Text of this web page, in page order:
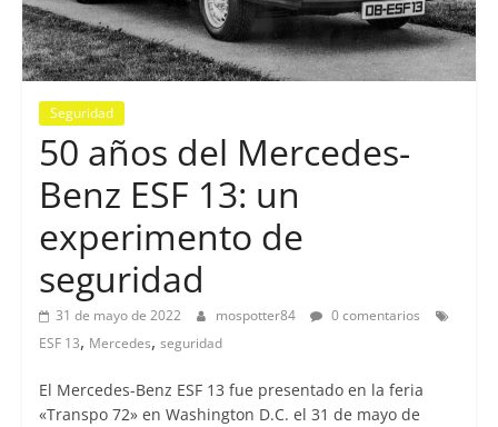
Seguridad
50 años del Mercedes-
Benz ESF 13: un
experimento de
seguridad
31 de mayo de 2022 mospotter84
0 comentarios
ESF 13, Mercedes, seguridad
El Mercedes-Benz ESF 13 fue presentado en la feria
«Transpo 72» en Washington D.C. el 31 de mayo de